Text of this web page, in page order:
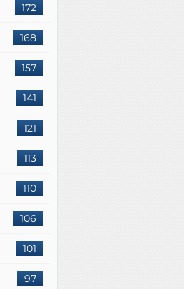
172
168
157
141
121
113
110
106
101
97